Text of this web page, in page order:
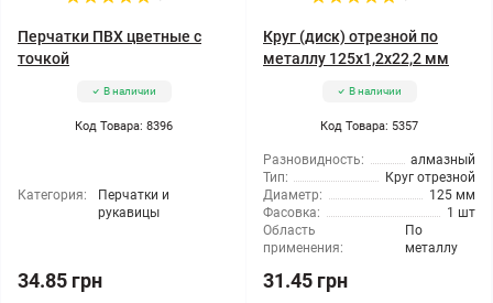
Перчатки ПВХ цветные с
точкой
В наличии
Код Товара: 8396
Категория:
Перчатки и
рукавицы
34.85 грн
Круг (диск) отрезной по
металлу 125x1,2x22,2 мм
В наличии
Код Товара: 5357
Разновидность:
алмазный
Тип:
Круг отрезной
Диаметр:
125 мм
Фасовка:
1 шт
Область
применения:
По
металлу
31.45 грн